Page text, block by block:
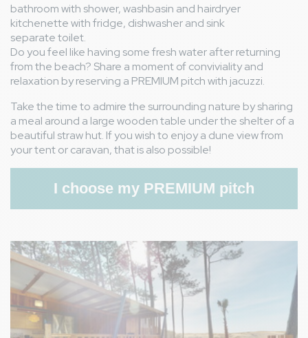
bathroom with shower, washbasin and hairdryer
kitchenette with fridge, dishwasher and sink
separate toilet.
Do you feel like having some fresh water after returning
from the beach? Share a moment of conviviality and
relaxation by reserving a PREMIUM pitch with jacuzzi.
Take the time to admire the surrounding nature by sharing
a meal around a large wooden table under the shelter of a
beautiful straw hut. If you wish to enjoy a dune view from
your tent or caravan, that is also possible!
I choose my PREMIUM pitch
Image
From 19/06/2026 to 21/06/2026
Family with teenager(s)
Avis hébergement
thumb_upNous avons adoré le quartier premium, le jacuzzi du
mobil home, l’espace dans le mobil home.
thumb_downPropreté des extérieurs du mobil home qui pourrait être
d’oiseau,
Avis général
thumb_upNous avons adoré le quartier premium, le jacuzzi du
mobil home, l’espace dans le mobil home.
thumb_downBeaucoup trop de monde , (une fourmilière) dans les
piscines , les toboggans, beaucoup d’espagnols qui ne
respectent aucune règle, bousculent courent plongent
dans les piscines à quel millimètre des gens, très
bain ( alors qu’il l’a déjà)… Propreté des extérieurs du mobil
home qui pourrait être améliorée , fenêtres , house du
jacuzzi avec fiantes d’oiseau,
Réponse du camping
Cher Valentin,